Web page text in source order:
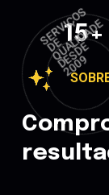
15+
S
E
R
VI
Ç
O
S
D
E
Q
U
ALI
D
A
D
E
D
E
S
D
E
2
0
0
9